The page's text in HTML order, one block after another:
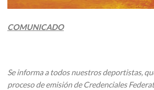
COMUNICADO
Se informa a todos nuestros deportistas,
proceso de emisión de Credenciales